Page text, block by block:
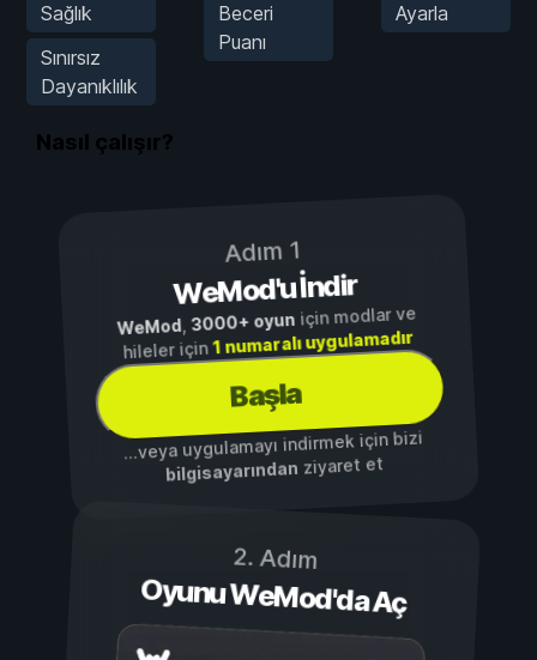
Sağlık
Sınırsız
Dayanıklılık
Beceri
Puanı
Ayarla
Nasıl çalışır?
Adım 1
WeMod'u İndir
WeMod,3000+ oyuniçin modlar ve
hileler için1 numaralı uygulamadır
Başla
...veya uygulamayı indirmek için bizi
bilgisayarından ziyaret et
2. Adım
Oyunu WeMod'da Aç